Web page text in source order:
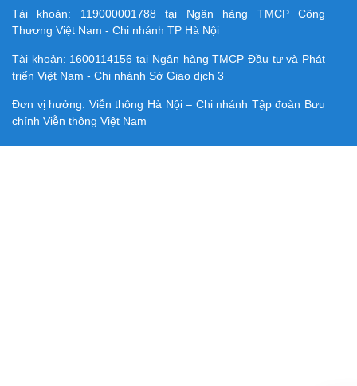
Tài khoản: 119000001788 tại Ngân hàng TMCP Công
Thương Việt Nam - Chi nhánh TP Hà Nội
Tài khoản: 1600114156 tại Ngân hàng TMCP Ðầu tư và Phát
triển Việt Nam - Chi nhánh Sở Giao dịch 3
Đơn vị hưởng: Viễn thông Hà Nội – Chi nhánh Tập đoàn Bưu
chính Viễn thông Việt Nam